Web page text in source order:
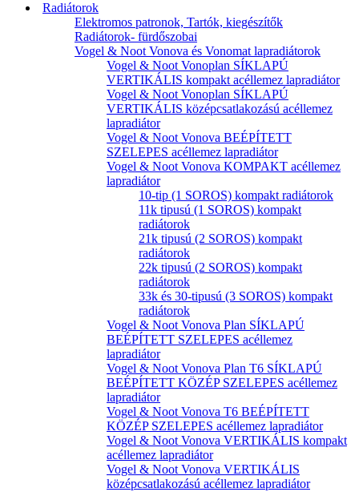
Radiátorok
Elektromos patronok, Tartók, kiegészítők
Radiátorok- fürdőszobai
Vogel & Noot Vonova és Vonomat lapradiátorok
Vogel & Noot Vonoplan SÍKLAPÚ
VERTIKÁLIS kompakt acéllemez lapradiátor
Vogel & Noot Vonoplan SÍKLAPÚ
VERTIKÁLIS középcsatlakozású acéllemez
lapradiátor
Vogel & Noot Vonova BEÉPÍTETT
SZELEPES acéllemez lapradiátor
Vogel & Noot Vonova KOMPAKT acéllemez
lapradiátor
10-tip (1 SOROS) kompakt radiátorok
11k tipusú (1 SOROS) kompakt
radiátorok
21k tipusú (2 SOROS) kompakt
radiátorok
22k tipusú (2 SOROS) kompakt
radiátorok
33k és 30-tipusú (3 SOROS) kompakt
radiátorok
Vogel & Noot Vonova Plan SÍKLAPÚ
BEÉPÍTETT SZELEPES acéllemez
lapradiátor
Vogel & Noot Vonova Plan T6 SÍKLAPÚ
BEÉPÍTETT KÖZÉP SZELEPES acéllemez
lapradiátor
Vogel & Noot Vonova T6 BEÉPÍTETT
KÖZÉP SZELEPES acéllemez lapradiátor
Vogel & Noot Vonova VERTIKÁLIS kompakt
acéllemez lapradiátor
Vogel & Noot Vonova VERTIKÁLIS
középcsatlakozású acéllemez lapradiátor